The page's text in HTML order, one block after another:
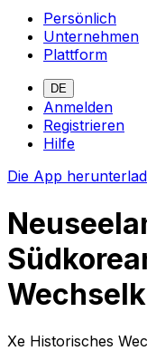
Persönlich
Unternehmen
Plattform
DE
Anmelden
Registrieren
Hilfe
Die App
Xe Historisches